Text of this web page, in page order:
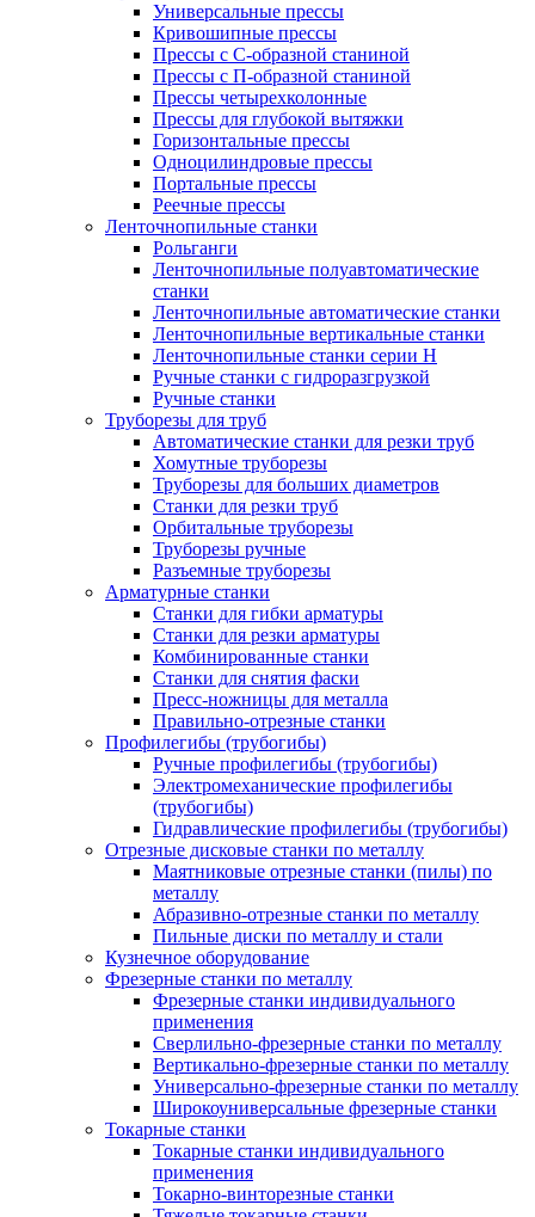
Универсальные прессы
Кривошипные прессы
Прессы с С-образной станиной
Прессы с П-образной станиной
Прессы четырехколонные
Прессы для глубокой вытяжки
Горизонтальные прессы
Одноцилиндровые прессы
Портальные прессы
Реечные прессы
Ленточнопильные станки
Рольганги
Ленточнопильные полуавтоматические
станки
Ленточнопильные автоматические станки
Ленточнопильные вертикальные станки
Ленточнопильные станки серии H
Ручные станки с гидроразгрузкой
Ручные станки
Труборезы для труб
Автоматические станки для резки труб
Хомутные труборезы
Труборезы для больших диаметров
Станки для резки труб
Орбитальные труборезы
Труборезы ручные
Разъемные труборезы
Арматурные станки
Станки для гибки арматуры
Станки для резки арматуры
Комбинированные станки
Станки для снятия фаски
Пресс-ножницы для металла
Правильно-отрезные станки
Профилегибы (трубогибы)
Ручные профилегибы (трубогибы)
Электромеханические профилегибы
(трубогибы)
Гидравлические профилегибы (трубогибы)
Отрезные дисковые станки по металлу
Маятниковые отрезные станки (пилы) по
металлу
Абразивно-отрезные станки по металлу
Пильные диски по металлу и стали
Кузнечное оборудование
Фрезерные станки по металлу
Фрезерные станки индивидуального
применения
Сверлильно-фрезерные станки по металлу
Вертикально-фрезерные станки по металлу
Универсально-фрезерные станки по металлу
Широкоуниверсальные фрезерные станки
Токарные станки
Токарные станки индивидуального
применения
Токарно-винторезные станки